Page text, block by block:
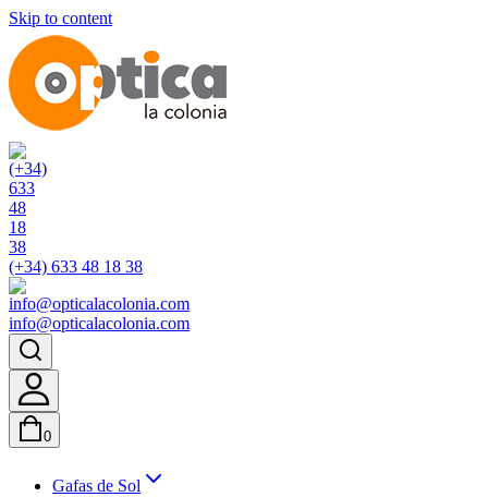
Skip to content
(+34) 633 48 18 38
info@opticalacolonia.com
0
Gafas de Sol